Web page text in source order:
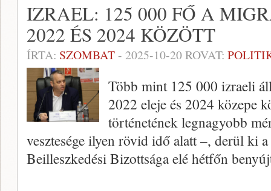
IZRAEL: 125 000 FŐ A
2022 ÉS 2024 KÖZÖTT
ÍRTA: SZOMBAT- 2025-10-20ROVAT:
Több mint 125 000 izraeli
2022 eleje és 2024 közepe
történetének legnagyobb
vesztesége ilyen rövid idő alatt –, derül ki
Beilleszkedési Bizottsága elé hétfőn